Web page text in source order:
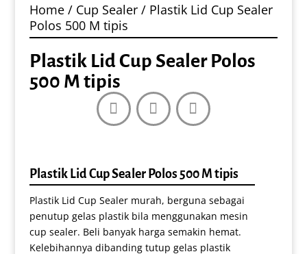
Home/ Cup Sealer/ Plastik Lid Cup Sealer
Polos 500 M tipis
Plastik Lid Cup Sealer Polos
500 M tipis
Plastik Lid Cup Sealer Polos 500 M tipis
Plastik Lid Cup Sealer murah, berguna sebagai
penutup gelas plastik bila menggunakan mesin
cup sealer. Beli banyak harga semakin hemat.
Kelebihannya dibanding tutup gelas plastik